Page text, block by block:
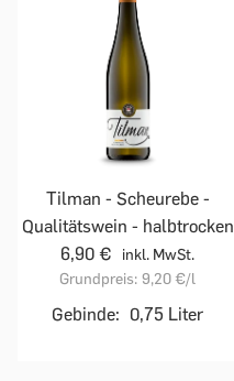
Tilman - Scheurebe -
Qualitätswein - halbtrocken
6,90 €
inkl. MwSt.
Grundpreis: 9,20 €/l
Gebinde: 0,75 Liter